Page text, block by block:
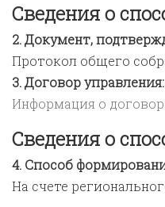
Сведения о
Документ,
Протокол общего
Договор управления:
Информация о
Сведения о
Способ
На счете